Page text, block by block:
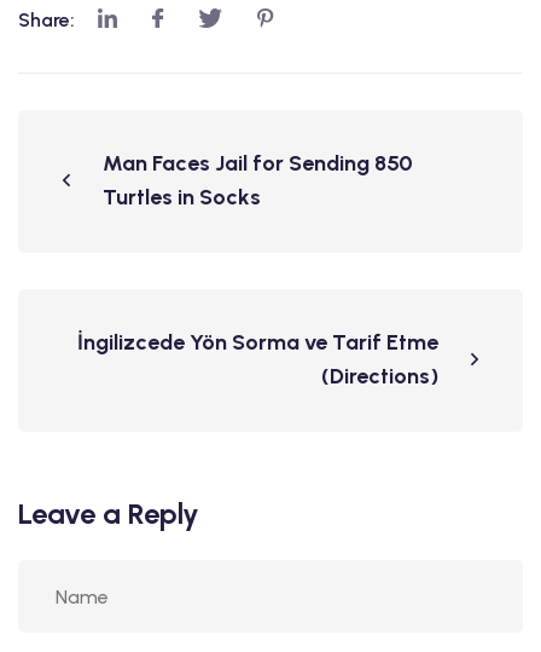
Share:
Man Faces Jail for Sending 850
Turtles in Socks
İngilizcede Yön Sorma ve Tarif Etme
(Directions)
Leave a Reply